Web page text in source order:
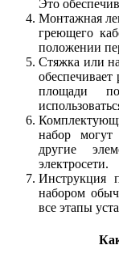
Это
Монтажная
греющего
положении
Стяжка или
обеспечивает
площади
набор
другие
электросети.
Инструкция
набором
все этапы